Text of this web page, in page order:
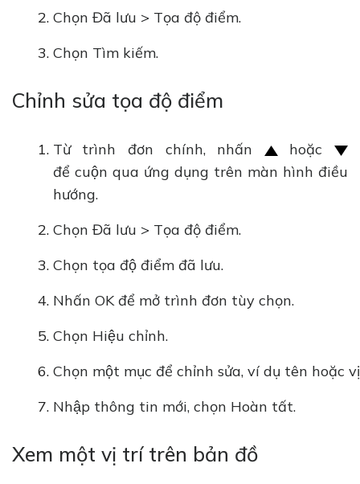
Chọn Đã lưu > Tọa độ điểm.
Chọn Tìm kiếm.
Chỉnh sửa tọa độ điểm
Từ trình đơn chính, nhấn
hoặc
để cuộn qua ứng dụng trên màn hình điều
hướng.
Chọn Đã lưu > Tọa độ điểm.
Chọn tọa độ điểm đã lưu.
Nhấn OK để mở trình đơn tùy chọn.
Chọn Hiệu chỉnh.
Chọn một mục để chỉnh sửa, ví dụ tên hoặc
Nhập thông tin mới, chọn Hoàn tất.
Xem một vị trí trên bản đồ